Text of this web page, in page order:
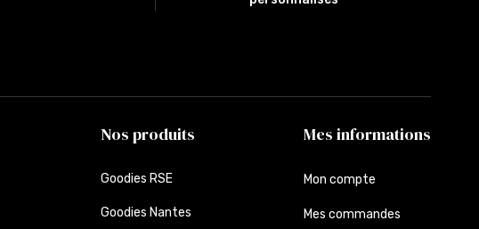
Nos produits
Goodies RSE
Goodies Nantes
Mes informations
Mon compte
Mes commandes